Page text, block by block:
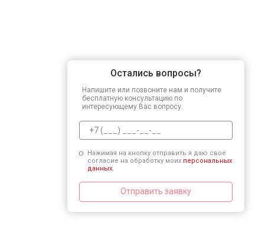
Остались вопросы?
Напишите или позвоните нам и получите
бесплатную консультацию по
интересующему Вас вопросу.
Нажимая на кнопку отправить я даю свое
согласие на обработку моих персональных
данных.
Отправить заявку